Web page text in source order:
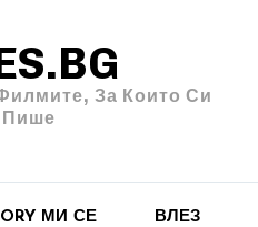
За Които Си
Пише
МИ СЕ ВЛЕЗ